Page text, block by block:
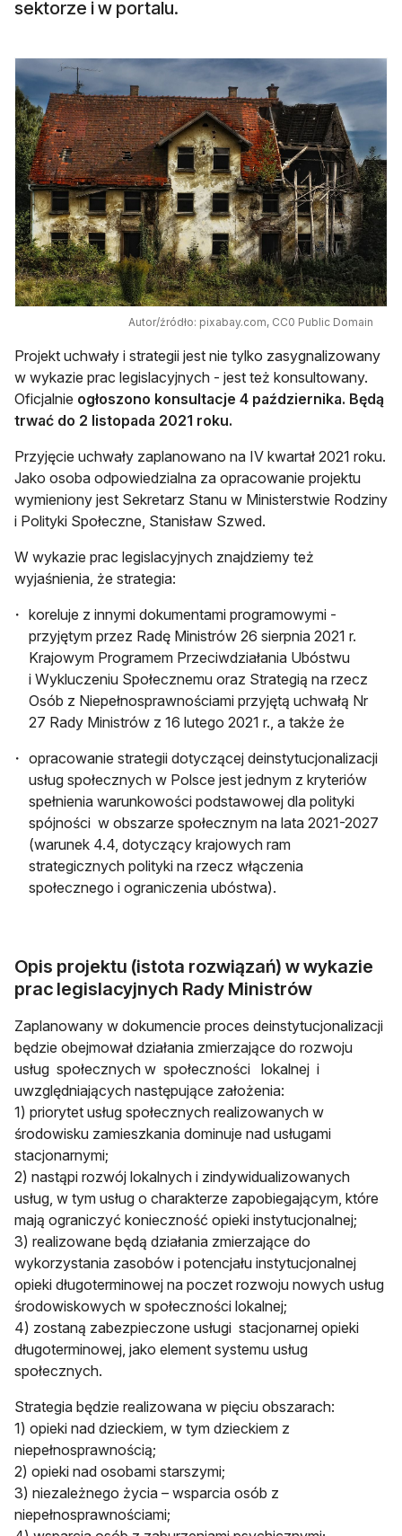
sektorze i w portalu.
Autor/źródło: pixabay.com, CC0 Public Domain
Projekt uchwały i strategii jest nie tylko zasygnalizowany
w wykazie prac legislacyjnych - jest też konsultowany.
Oficjalnie ogłoszono konsultacje 4 października. Będą
trwać do 2 listopada 2021 roku.
Przyjęcie uchwały zaplanowano na IV kwartał 2021 roku.
Jako osoba odpowiedzialna za opracowanie projektu
wymieniony jest Sekretarz Stanu w Ministerstwie Rodziny
i Polityki Społeczne, Stanisław Szwed.
W wykazie prac legislacyjnych znajdziemy też
wyjaśnienia, że strategia:
koreluje z innymi dokumentami programowymi -
przyjętym przez Radę Ministrów 26 sierpnia 2021 r.
Krajowym Programem Przeciwdziałania Ubóstwu
i Wykluczeniu Społecznemu oraz Strategią na rzecz
Osób z Niepełnosprawnościami przyjętą uchwałą Nr
27 Rady Ministrów z 16 lutego 2021 r., a także że
opracowanie strategii dotyczącej deinstytucjonalizacji
usług społecznych w Polsce jest jednym z kryteriów
spełnienia warunkowości podstawowej dla polityki
spójności w obszarze społecznym na lata 2021-2027
(warunek 4.4, dotyczący krajowych ram
strategicznych polityki na rzecz włączenia
społecznego i ograniczenia ubóstwa).
Opis projektu (istota rozwiązań) w wykazie
prac legislacyjnych Rady Ministrów
Zaplanowany w dokumencie proces deinstytucjonalizacji
będzie obejmował działania zmierzające do rozwoju
usług społecznych w społeczności lokalnej i
uwzględniających następujące założenia:
1) priorytet usług społecznych realizowanych w
środowisku zamieszkania dominuje nad usługami
stacjonarnymi;
2) nastąpi rozwój lokalnych i zindywidualizowanych
usług, w tym usług o charakterze zapobiegającym, które
mają ograniczyć konieczność opieki instytucjonalnej;
3) realizowane będą działania zmierzające do
wykorzystania zasobów i potencjału instytucjonalnej
opieki długoterminowej na poczet rozwoju nowych usług
środowiskowych w społeczności lokalnej;
4) zostaną zabezpieczone usługi stacjonarnej opieki
długoterminowej, jako element systemu usług
społecznych.
Strategia będzie realizowana w pięciu obszarach:
1) opieki nad dzieckiem, w tym dzieckiem z
niepełnosprawnością;
2) opieki nad osobami starszymi;
3) niezależnego życia – wsparcia osób z
niepełnosprawnościami;